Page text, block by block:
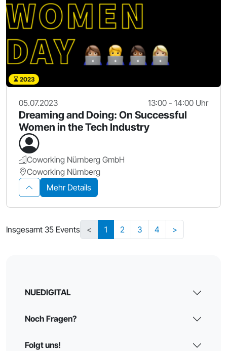
2023
05.07.2023 13:00 - 14:00 Uhr
Dreaming and Doing: On Successful
Women in the Tech Industry
Coworking Nürnberg GmbH
Coworking Nürnberg
Mehr Details
Insgesamt 35 Events < 1 2 3 4 >
NUEDIGITAL
Noch Fragen?
Folgt uns!